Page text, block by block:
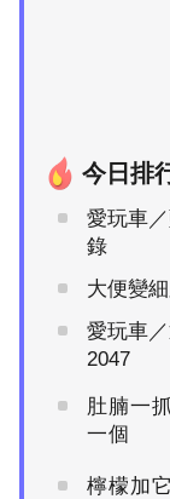
今日排
愛玩車
錄
大便變
愛玩車
2047
肚腩一
一個
檸檬加